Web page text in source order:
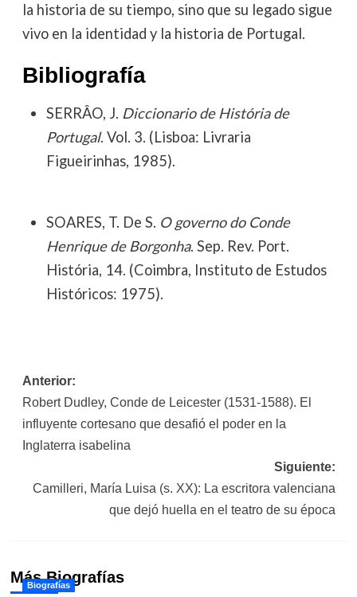
la historia de su tiempo, sino que su legado sigue
vivo en la identidad y la historia de Portugal.
Bibliografía
SERRÂO, J. Diccionario de História de
Portugal. Vol. 3. (Lisboa: Livraria
Figueirinhas, 1985).
SOARES, T. De S. O governo do Conde
Henrique de Borgonha. Sep. Rev. Port.
História, 14. (Coimbra, Instituto de Estudos
Históricos: 1975).
Navegación
de
entradas
Anterior:
Robert Dudley, Conde de Leicester (1531-1588). El
influyente cortesano que desafió el poder en la
Inglaterra isabelina
Siguiente:
Camilleri, María Luisa (s. XX): La escritora valenciana
que dejó huella en el teatro de su época
Más Biografías
Biografías